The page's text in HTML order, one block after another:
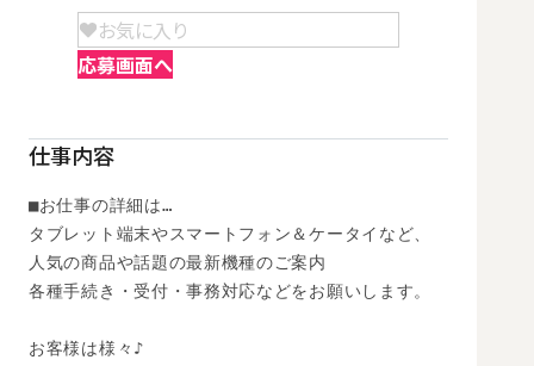
お気に入り
応募画面へ
仕事内容
■お仕事の詳細は…
タブレット端末やスマートフォン＆ケータイなど、
人気の商品や話題の最新機種のご案内
各種手続き・受付・事務対応などをお願いします。
お客様は様々♪